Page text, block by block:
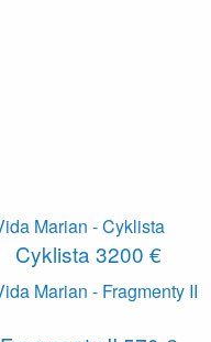
Cyklista 3200 €